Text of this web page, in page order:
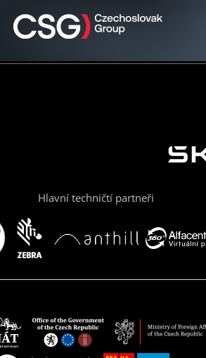
Hlavní techničtí partneři